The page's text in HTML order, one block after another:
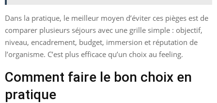
Dans la pratique, le meilleur moyen d’éviter ces pièges est de
comparer plusieurs séjours avec une grille simple : objectif,
niveau, encadrement, budget, immersion et réputation de
l’organisme. C’est plus efficace qu’un choix au feeling.
Comment faire le bon choix en
pratique